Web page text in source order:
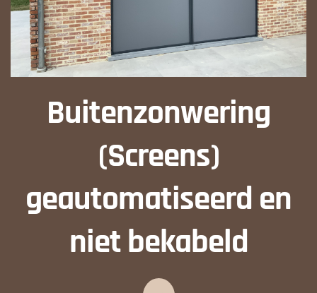
Buitenzonwering
(Screens)
geautomatiseerd en
niet bekabeld